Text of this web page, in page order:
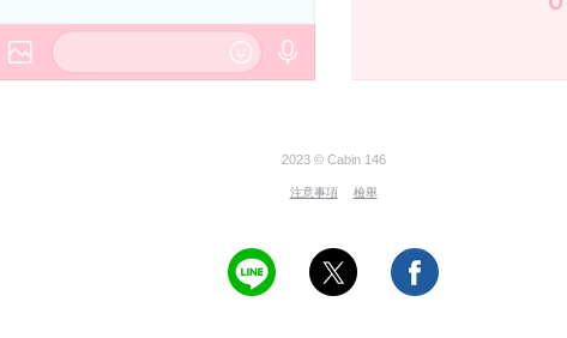
2023 © Cabin 146
注意事項 檢舉